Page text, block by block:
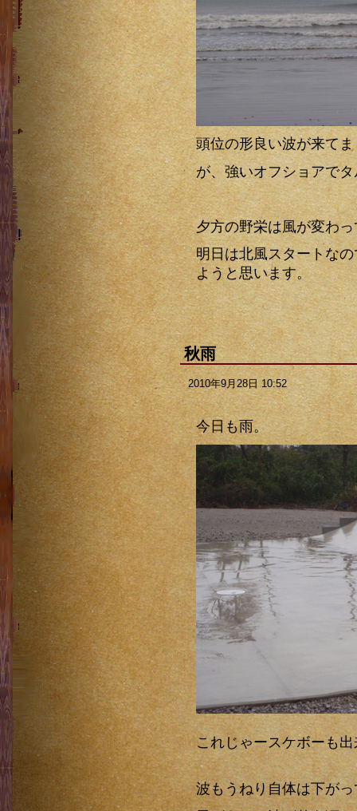
頭位の形良い波が来て
が、強いオフショアで
夕方の野栄は風が変わ
明日は北風スタートな
ようと思います。
秋雨
2010年9月28日 10:52
今日も雨。
これじゃースケボーも
波もうねり自体は下が